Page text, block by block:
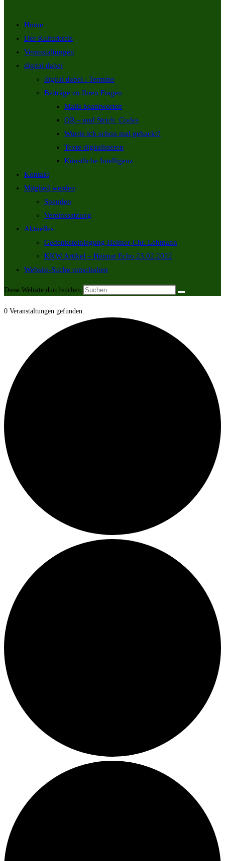
Home
Der Kulturkreis
Veranstaltungen
digital dabei
digital dabei : Termine
Beiträge zu Ihren Fragen
Mails beantworten
QR – und Strich_Codes
Wurde ich schon mal gehackt?
Texte digitalisieren
Künstliche Intelligenz
Kontakt
Mitglied werden
Spenden
Vereinssatzung
Aktuelles
Gedenksteinlegung Helmer-Chr. Lehmann
KKW Artikel – Heimat Echo 23.02.2022
Website-Suche umschalten
Diese Website durchsuchen
0 Veranstaltungen gefunden.